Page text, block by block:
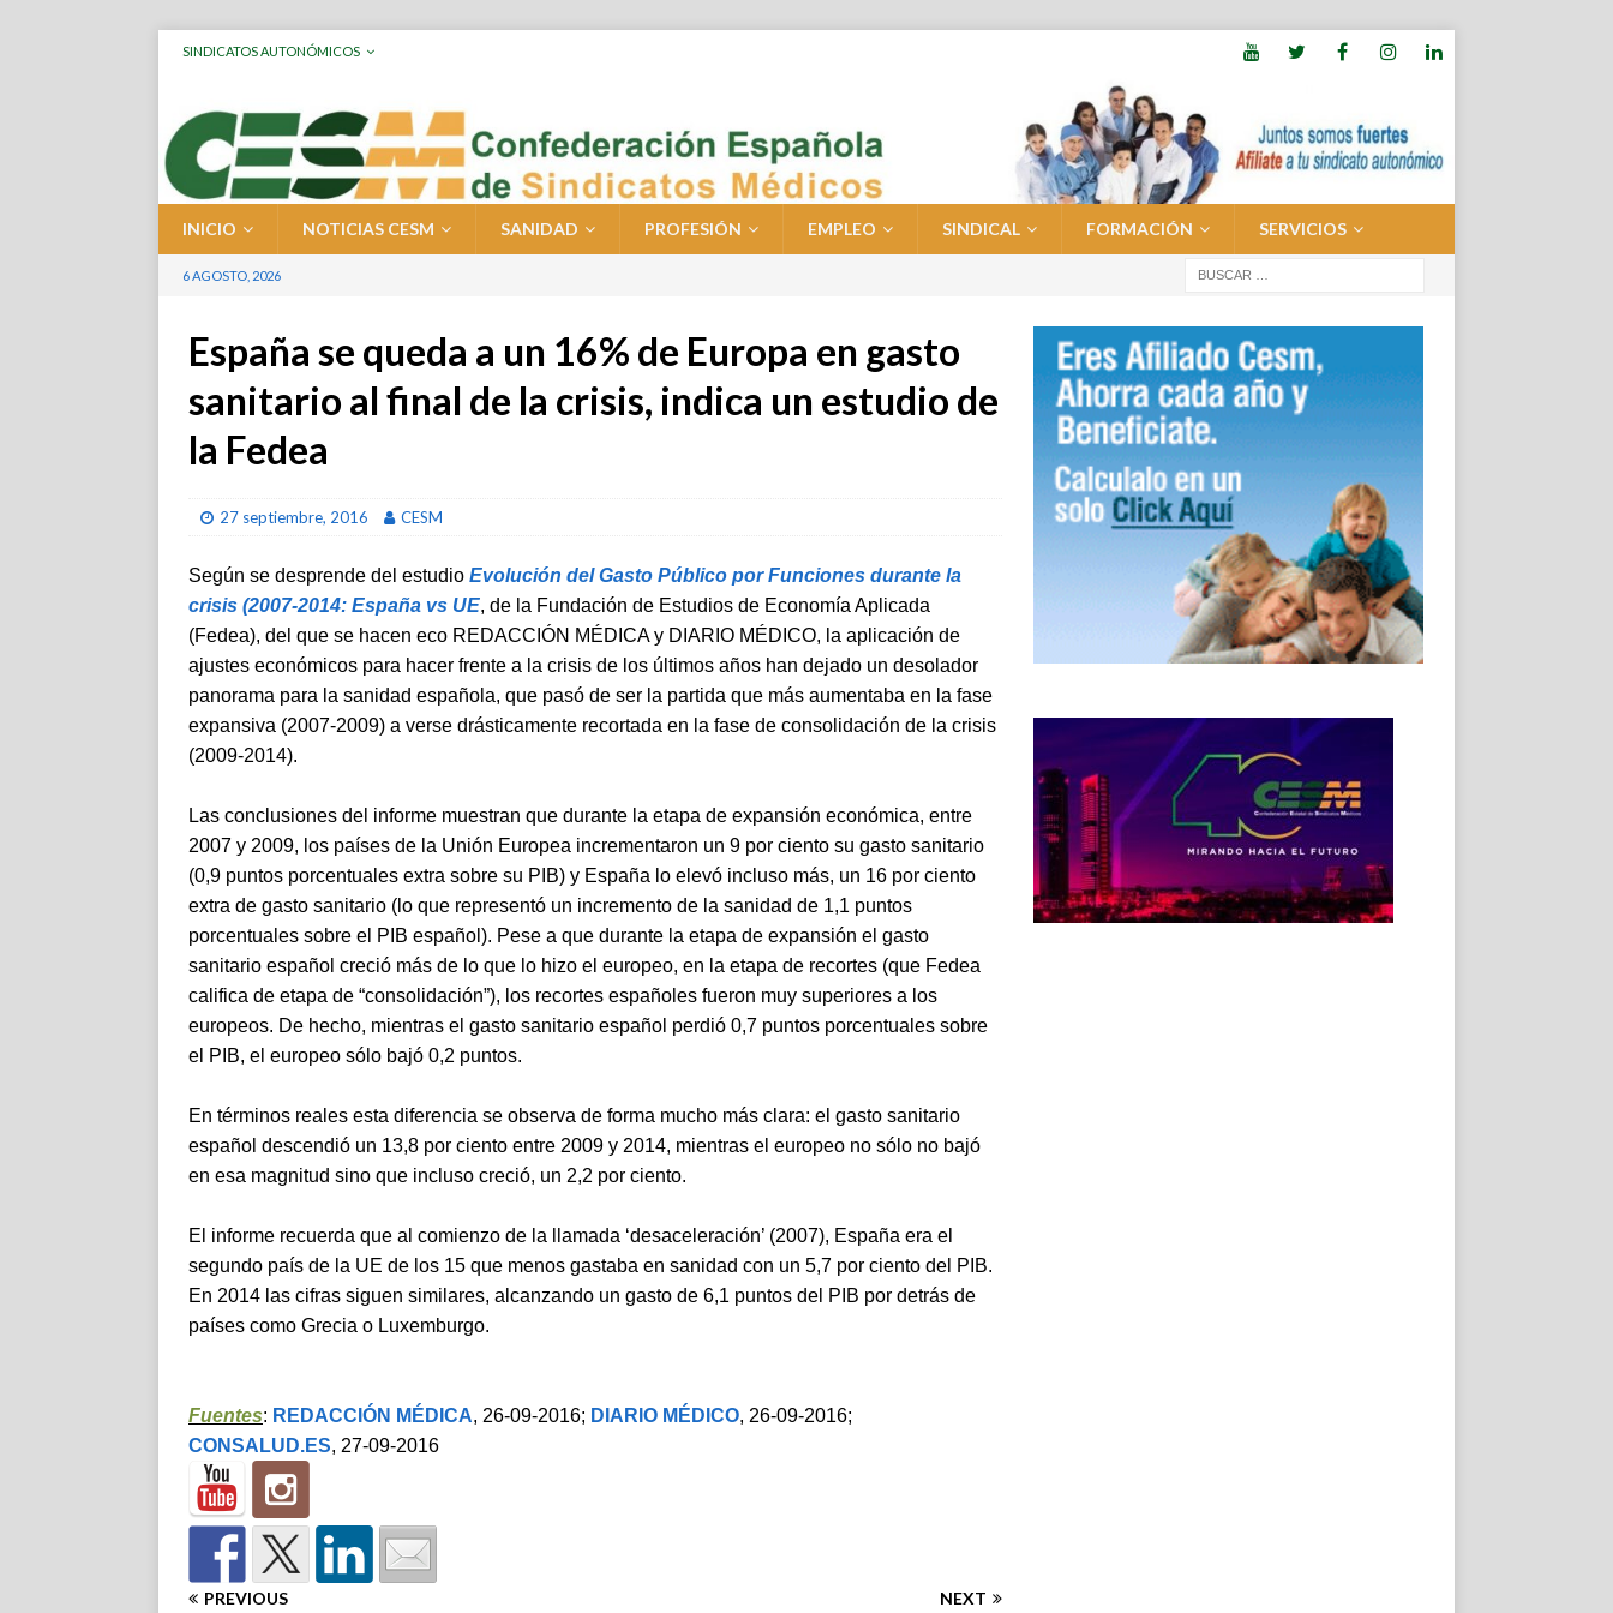
SINDICATOS AUTONÓMICOS
INICIO NOTICIAS CESM SANIDAD PROFESIÓN EMPLEO SINDICAL FORMACIÓN SERVICIOS
6 AGOSTO, 2026
España se queda a un 16% de Europa en gasto
sanitario al final de la crisis, indica un estudio de
la Fedea
27 septiembre, 2016 CESM
Según se desprende del estudio Evolución del Gasto Público por Funciones durante la
crisis (2007-2014: España vs UE, de la Fundación de Estudios de Economía Aplicada
(Fedea), del que se hacen eco REDACCIÓN MÉDICA y DIARIO MÉDICO, la aplicación de
ajustes económicos para hacer frente a la crisis de los últimos años han dejado un desolador
panorama para la sanidad española, que pasó de ser la partida que más aumentaba en la fase
expansiva (2007-2009) a verse drásticamente recortada en la fase de consolidación de la crisis
(2009-2014).
Las conclusiones del informe muestran que durante la etapa de expansión económica, entre
2007 y 2009, los países de la Unión Europea incrementaron un 9 por ciento su gasto sanitario
(0,9 puntos porcentuales extra sobre su PIB) y España lo elevó incluso más, un 16 por ciento
extra de gasto sanitario (lo que representó un incremento de la sanidad de 1,1 puntos
porcentuales sobre el PIB español). Pese a que durante la etapa de expansión el gasto
sanitario español creció más de lo que lo hizo el europeo, en la etapa de recortes (que Fedea
califica de etapa de “consolidación”), los recortes españoles fueron muy superiores a los
europeos. De hecho, mientras el gasto sanitario español perdió 0,7 puntos porcentuales sobre
el PIB, el europeo sólo bajó 0,2 puntos.
En términos reales esta diferencia se observa de forma mucho más clara: el gasto sanitario
español descendió un 13,8 por ciento entre 2009 y 2014, mientras el europeo no sólo no bajó
en esa magnitud sino que incluso creció, un 2,2 por ciento.
El informe recuerda que al comienzo de la llamada ‘desaceleración’ (2007), España era el
segundo país de la UE de los 15 que menos gastaba en sanidad con un 5,7 por ciento del PIB.
En 2014 las cifras siguen similares, alcanzando un gasto de 6,1 puntos del PIB por detrás de
países como Grecia o Luxemburgo.
Fuentes: REDACCIÓN MÉDICA, 26-09-2016; DIARIO MÉDICO, 26-09-2016;
CONSALUD.ES, 27-09-2016
PREVIOUS NEXT